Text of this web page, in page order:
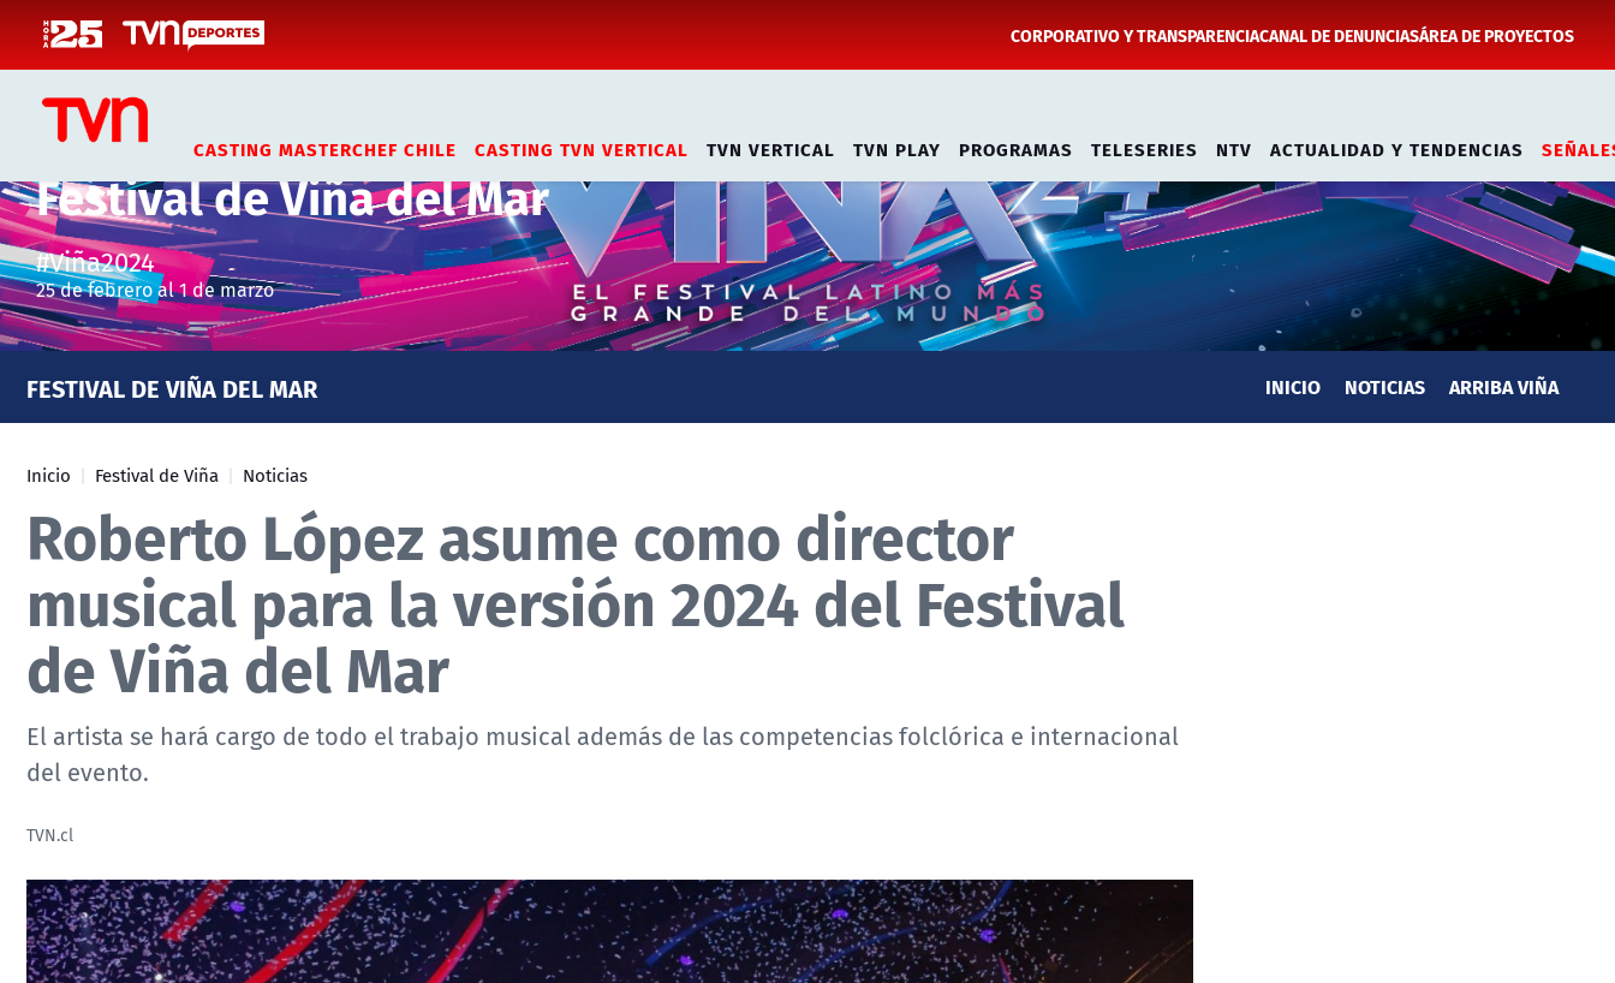
CORPORATIVO Y TRANSPARENCIACANAL DE DENUNCIASÁREA DE PROYECTOS
CASTING MASTERCHEF CHILE CASTING TVN VERTICAL TVN VERTICAL TVN PLAY PROGRAMAS TELESERIES NTV ACTUALIDAD Y TENDENCIAS
Festival de Viña del Mar
#Viña2024
25 de febrero al 1 de marzo
FESTIVAL DE VIÑA DEL MAR INICIO NOTICIAS ARRIBA VIÑA
Inicio Festival de Viña Noticias
Roberto López asume como director
musical para la versión 2024 del Festival
de Viña del Mar
El artista se hará cargo de todo el trabajo musical además de las competencias folclórica e internacional
del evento.
TVN.cl